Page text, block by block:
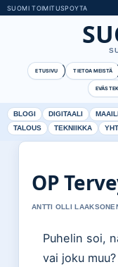
SUOMI TOIMITUSPOYTA
ETUSIVU TIETOA MEISTÄ
BLOGI DIGITAALI
TALOUS
TEKNIIKKA
OP
ANTTI OLLI
Puhelin soi,
vai joku